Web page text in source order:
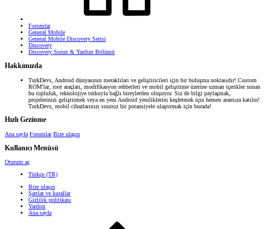
Forumlar
General Mobile
General Mobile Discovery Serisi
Discovery
Discovery Sorun & Yardım Bölümü
Hakkımızda
TurkDevs, Android dünyasının meraklıları ve geliştiricileri için bir buluşma noktasıdır! Custom
ROM'lar, root araçları, modifikasyon rehberleri ve mobil geliştirme üzerine uzman içerikler sunan
bu topluluk, teknolojiye tutkuyla bağlı bireylerden oluşuyor. Siz de bilgi paylaşmak,
projelerinizi geliştirmek veya en yeni Android yeniliklerini keşfetmek için hemen aramıza katılın!
TurkDevs, mobil cihazlarınızı sınırsız bir potansiyele ulaştırmak için burada!
Hızlı Gezinme
Ana sayfa Forumlar Bize ulaşın
Kullanıcı Menüsü
Oturum aç
Türkçe (TR)
Bize ulaşın
Şartlar ve kurallar
Gizlilik politikası
Yardım
Ana sayfa